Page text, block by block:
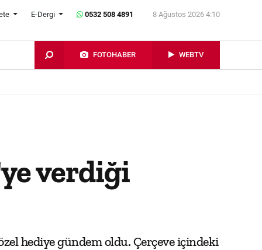
E-Dergi 0532 508 4891 8 Ağustos 2026 4:10
FOTOHABER WEBTV
verdiği
hediye gündem oldu. Çerçeve içindeki